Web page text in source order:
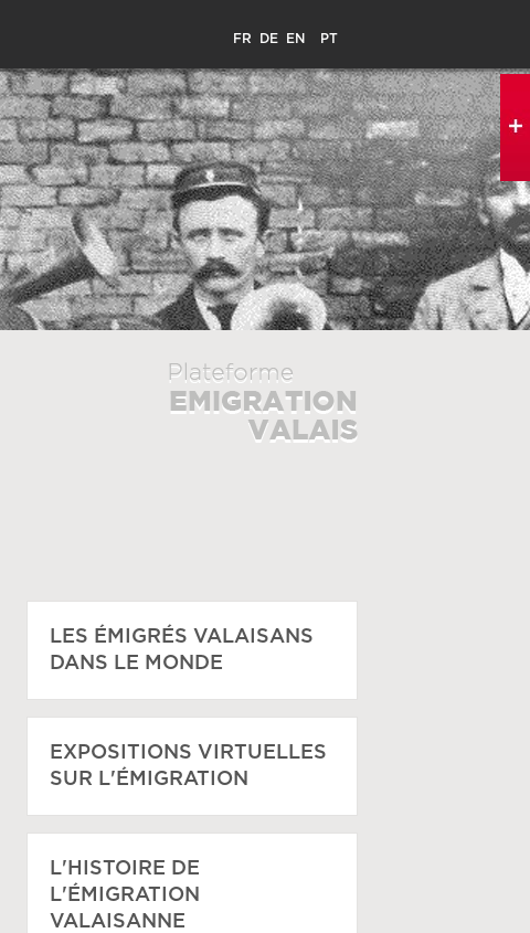
FR DE EN PT
LES ÉMIGRÉS VALAISANS
DANS LE MONDE
EXPOSITIONS VIRTUELLES
SUR L'ÉMIGRATION
L'HISTOIRE DE
L'ÉMIGRATION
VALAISANNE